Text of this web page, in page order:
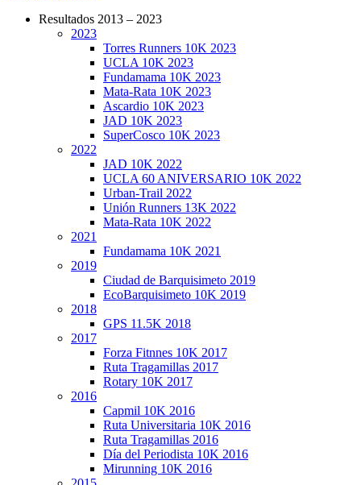
CarreraPro – Organización de eventos
deportivos
Resultados 2013 – 2023
2023
Torres Runners 10K 2023
UCLA 10K 2023
Fundamama 10K 2023
Mata-Rata 10K 2023
Ascardio 10K 2023
JAD 10K 2023
SuperCosco 10K 2023
2022
JAD 10K 2022
UCLA 60 ANIVERSARIO 10K 2022
Urban-Trail 2022
Unión Runners 13K 2022
Mata-Rata 10K 2022
2021
Fundamama 10K 2021
2019
Ciudad de Barquisimeto 2019
EcoBarquisimeto 10K 2019
2018
GPS 11.5K 2018
2017
Forza Fitnnes 10K 2017
Ruta Tragamillas 2017
Rotary 10K 2017
2016
Capmil 10K 2016
Ruta Universitaria 10K 2016
Ruta Tragamillas 2016
Día del Periodista 10K 2016
Mirunning 10K 2016